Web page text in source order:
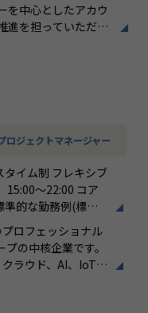
創造に向け、「社
指しています。理
社員全員が燃え続
的な貢献を果たす
を中心としたアカウ
進を担っていただき
策定・実行
期ロードマップの
注に向けたアクシ
（経営層との合意
強化
ァシリテーション
スキルは必須では
ーションが取れるレ
ロジェクトマネージャー
イム制 フレキシブ
15:00～22:00 コア
準的な勤務例(標準
コアタイムあり）
平均19時間）
ロフェッショナル
の中核企業です。
ラウド、AI、IoTを
しています。